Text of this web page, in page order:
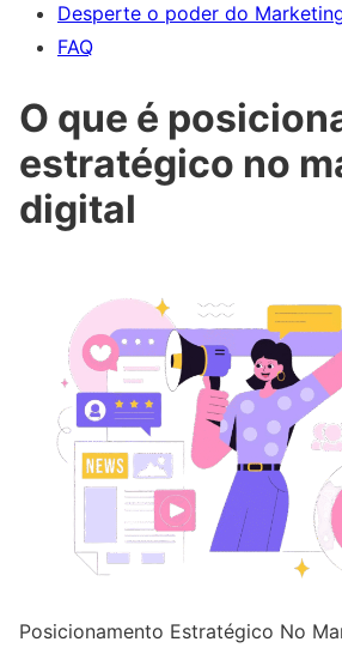
Desperte o poder do
FAQ
O que é
estratégico no
digital
Posicionamento Estratégico No